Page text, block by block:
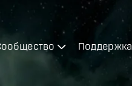
Поддержка